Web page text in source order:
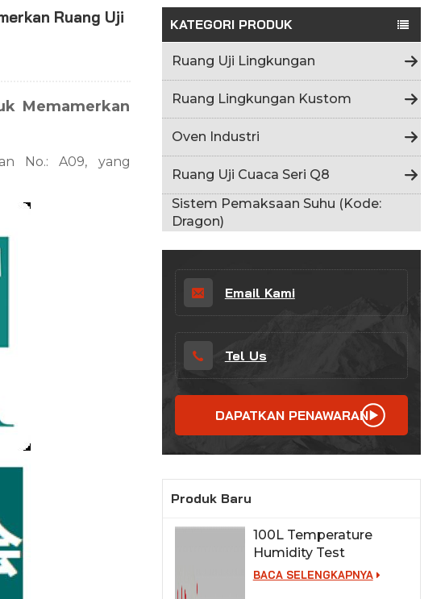
日本語
Tiếng Việt
中文
KATEGORI PRODUK
Ruang Uji Lingkungan
Ruang Lingkungan Kustom
Oven Industri
Ruang Uji Cuaca Seri Q8
Sistem Pemaksaan Suhu (Kode:
Dragon)
Email Kami
Tel Us
DAPATKAN PENAWARAN
Produk Baru
100L Temperature
Humidity Test
Chamber for Lab
BACA SELENGKAPNYA
Ruang Uji
Memamerkan
No.: A09, yang